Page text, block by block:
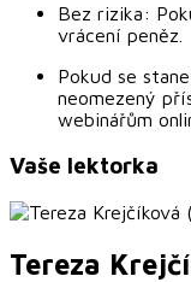
Bez rizika:
vrácení peněz.
Pokud se
neomezený
webinářům
Vaše lektorka
Tereza